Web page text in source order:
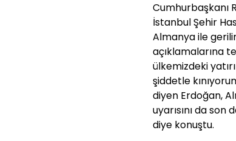
Cumhurbaşkanı
İstanbul Şehir
Almanya ile
açıklamalarına
ülkemizdeki
şiddetle
diyen Erdoğan,
uyarısını da
diye konuştu.